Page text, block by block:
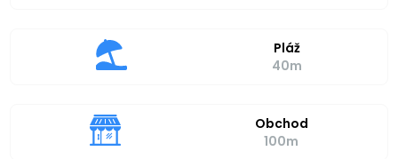
Pláž
40m
Obchod
100m